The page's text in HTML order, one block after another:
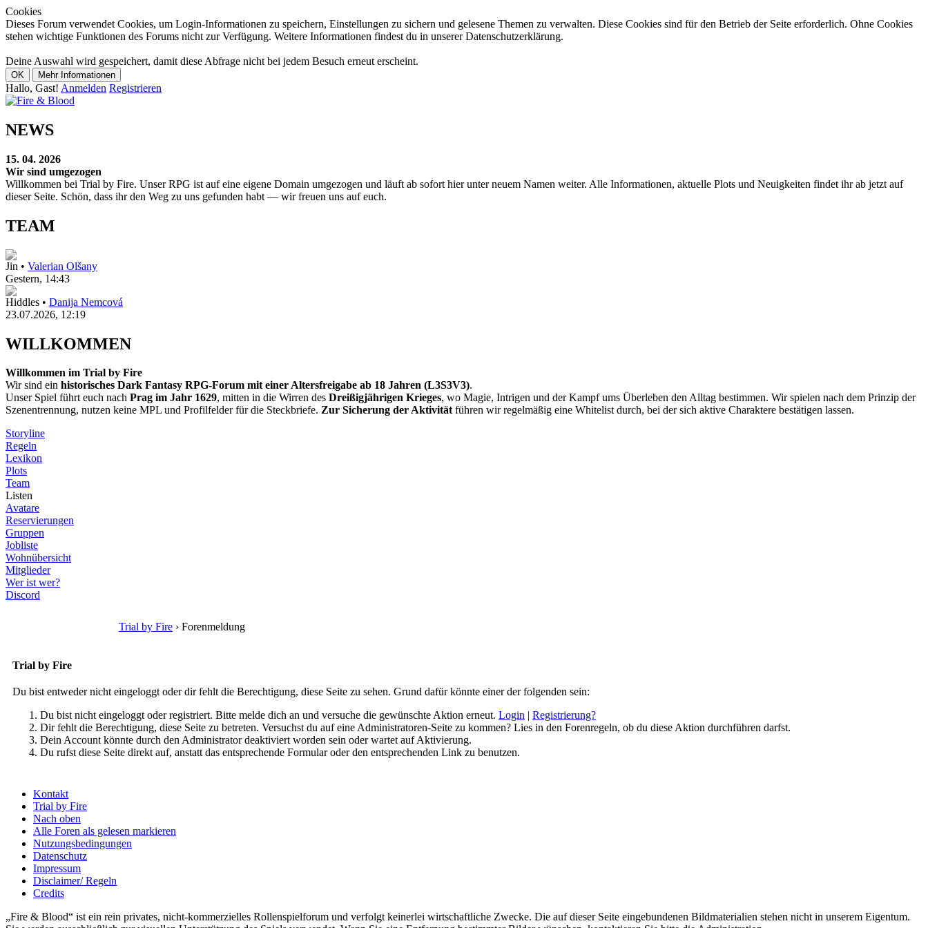
Cookies
Dieses Forum verwendet Cookies, um Login-Informationen zu speichern, Einstellungen zu sichern und gelesene Themen zu verwalten. Diese Cookies sind für den Betrieb der Seite erforderlich. Ohne Cookies
stehen wichtige Funktionen des Forums nicht zur Verfügung. Weitere Informationen findest du in unserer Datenschutzerklärung.
Deine Auswahl wird gespeichert, damit diese Abfrage nicht bei jedem Besuch erneut erscheint.
Hallo, Gast! Anmelden Registrieren
NEWS
15. 04. 2026
Wir sind umgezogen
Willkommen bei Trial by Fire. Unser RPG ist auf eine eigene Domain umgezogen und läuft ab sofort hier unter neuem Namen weiter. Alle Informationen, aktuelle Plots und Neuigkeiten findet ihr ab jetzt auf
dieser Seite. Schön, dass ihr den Weg zu uns gefunden habt — wir freuen uns auf euch.
TEAM
Jin • Valerian Olšany
Gestern, 14:43
Hiddles • Danija Nemcová
23.07.2026, 12:19
WILLKOMMEN
Willkommen im Trial by Fire
Wir sind ein historisches Dark Fantasy RPG-Forum mit einer Altersfreigabe ab 18 Jahren (L3S3V3).
Unser Spiel führt euch nach Prag im Jahr 1629, mitten in die Wirren des Dreißigjährigen Krieges, wo Magie, Intrigen und der Kampf ums Überleben den Alltag bestimmen. Wir spielen nach dem Prinzip der
Szenentrennung, nutzen keine MPL und Profilfelder für die Steckbriefe. Zur Sicherung der Aktivitätführen wir regelmäßig eine Whitelist durch, bei der sich aktive Charaktere bestätigen lassen.
Storyline
Regeln
Lexikon
Plots
Team
Listen
Avatare
Reservierungen
Gruppen
Jobliste
Wohnübersicht
Mitglieder
Wer ist wer?
Discord
Trial by Fire › Forenmeldung
Trial by Fire
Du bist entweder nicht eingeloggt oder dir fehlt die Berechtigung, diese Seite zu sehen. Grund dafür könnte einer der folgenden sein:
Du bist nicht eingeloggt oder registriert. Bitte melde dich an und versuche die gewünschte Aktion erneut. Login | Registrierung?
Dir fehlt die Berechtigung, diese Seite zu betreten. Versuchst du auf eine Administratoren-Seite zu kommen? Lies in den Forenregeln, ob du diese Aktion durchführen darfst.
Dein Account könnte durch den Administrator deaktiviert worden sein oder wartet auf Aktivierung.
Du rufst diese Seite direkt auf, anstatt das entsprechende Formular oder den entsprechenden Link zu benutzen.
Kontakt
Trial by Fire
Nach oben
Alle Foren als gelesen markieren
Nutzungsbedingungen
Datenschutz
Impressum
Disclaimer/ Regeln
Credits
„Fire & Blood“ ist ein rein privates, nicht-kommerzielles Rollenspielforum und verfolgt keinerlei wirtschaftliche Zwecke. Die auf dieser Seite eingebundenen Bildmaterialien stehen nicht in unserem Eigentum.